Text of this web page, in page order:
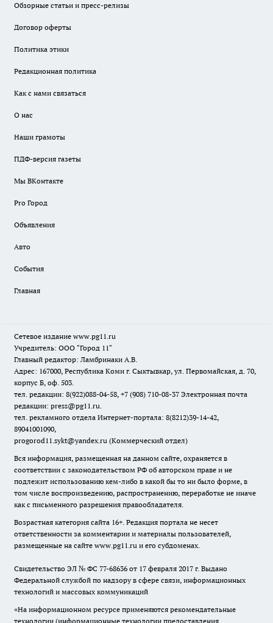
Обзорные статьи и пресс-релизы
Договор оферты
Политика этики
Редакционная политика
Как с нами связаться
О нас
Наши грамоты
ПДФ-версия газеты
Мы ВКонтакте
Pro Город
Объявления
Авто
События
Главная
Сетевое издание www.pg11.ru
Учредитель: ООО "Город 11"
Главный редактор: Ламбринаки А.В.
Адрес: 167000, Республика Коми г. Сыктывкар, ул. Первомайская, д. 70,
корпус Б, оф. 503.
тел. редакции: 8(922)088-04-58, +7 (908) 710-08-37 Электронная почта
редакции: press@pg11.ru.
тел. рекламного отдела Интернет-портала: 8(8212)39-14-42,
89041001090,
progorod11.sykt@yandex.ru (Коммерческий отдел)
Вся информация, размещенная на данном сайте, охраняется в
соответствии с законодательством РФ об авторском праве и не
подлежит использованию кем-либо в какой бы то ни было форме, в
том числе воспроизведению, распространению, переработке не иначе
как с письменного разрешения правообладателя.
Возрастная категория сайта 16+. Редакция портала не несет
ответственности за комментарии и материалы пользователей,
размещенные на сайте www.pg11.ru и его субдоменах.
Свидетельство ЭЛ № ФС 77-68636 от 17 февраля 2017 г. Выдано
Федеральной службой по надзору в сфере связи, информационных
технологий и массовых коммуникаций
«На информационном ресурсе применяются рекомендательные
технологии (информационные технологии предоставления